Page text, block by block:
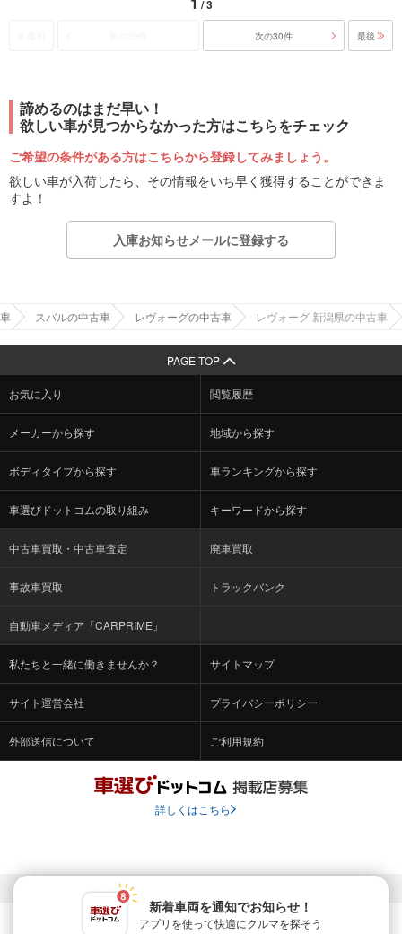
/ 3
次の30件 最後
諦めるのはまだ早い！
欲しい車が見つからなかった方はこちらをチェック
ご希望の条件がある方はこちらから登録してみましょう。
欲しい車が入荷したら、その情報をいち早く獲得することができま
すよ！
入庫お知らせメールに登録する
新着車両を通知でお知らせ！
アプリを使って快適にクルマを探そう
スバルの中古車 レヴォーグの中古車 レヴォーグ 新潟県の中古車
PAGE TOP
お気に入り 閲覧履歴
メーカーから探す 地域から探す
ボディタイプから探す 車ランキングから探す
車選びドットコムの取り組み キーワードから探す
中古車買取・中古車査定 廃車買取
事故車買取 トラックバンク
自動車メディア「CARPRIME」
私たちと一緒に働きませんか？ サイトマップ
サイト運営会社 プライバシーポリシー
外部送信について ご利用規約
詳しくはこちら
© Fabrica Communications Co., LTD.
当サイトを運営する株式会社ファブリカコミュニケーションズ